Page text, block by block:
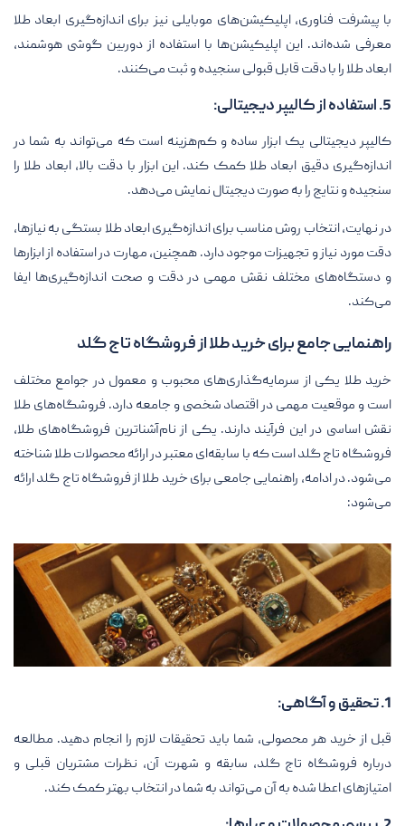
با پیشرفت فناوری، اپلیکیشن‌های موبایلی نیز برای اندازه‌گیری ابعاد طلا
معرفی شده‌اند. این اپلیکیشن‌ها با استفاده از دوربین گوشی هوشمند،
ابعاد طلا را با دقت قابل قبولی سنجیده و ثبت می‌کنند.
5. استفاده از کالیپر دیجیتالی:
کالیپر دیجیتالی یک ابزار ساده و کم‌هزینه است که می‌تواند به شما در
اندازه‌گیری دقیق ابعاد طلا کمک کند. این ابزار با دقت بالا، ابعاد طلا را
سنجیده و نتایج را به صورت دیجیتال نمایش می‌دهد.
در نهایت، انتخاب روش مناسب برای اندازه‌گیری ابعاد طلا بستگی به نیازها،
دقت مورد نیاز و تجهیزات موجود دارد. همچنین، مهارت در استفاده از ابزارها
و دستگاه‌های مختلف نقش مهمی در دقت و صحت اندازه‌گیری‌ها ایفا
می‌کند.
راهنمایی جامع برای خرید طلا از فروشگاه تاج گلد
خرید طلا یکی از سرمایه‌گذاری‌های محبوب و معمول در جوامع مختلف
است و موقعیت مهمی در اقتصاد شخصی و جامعه دارد. فروشگاه‌های طلا
نقش اساسی در این فرآیند دارند. یکی از نام‌آشنا‌ترین فروشگاه‌های طلا،
فروشگاه تاج گلد است که با سابقه‌ای معتبر در ارائه محصولات طلا شناخته
می‌شود. در ادامه، راهنمایی جامعی برای خرید طلا از فروشگاه تاج گلد ارائه
می‌شود:
1. تحقیق و آگاهی:
قبل از خرید هر محصولی، شما باید تحقیقات لازم را انجام دهید. مطالعه
درباره فروشگاه تاج گلد، سابقه و شهرت آن، نظرات مشتریان قبلی و
امتیازهای اعطا شده به آن می‌تواند به شما در انتخاب بهتر کمک کند.